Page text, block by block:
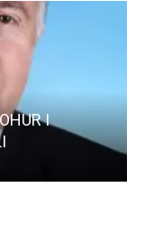
Shtator 2025